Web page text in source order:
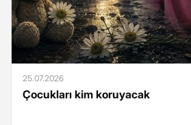
25.07.2026
Çocukları kim koruyacak